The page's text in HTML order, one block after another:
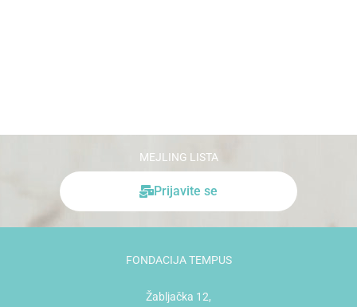
MEJLING LISTA
Prijavite se
FONDACIJA TEMPUS
Žabljačka 12,